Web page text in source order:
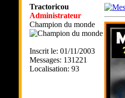
Tractoricou
Administrateur
Champion du monde
Inscrit le: 01/11/2003
Messages: 131221
Localisation: 93